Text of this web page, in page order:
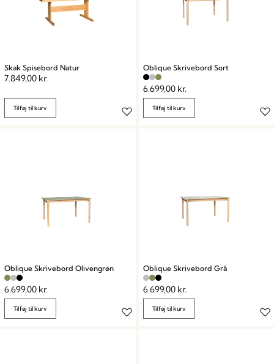
Skak Spisebord Natur
7.849,00 kr.
Tilføj til kurv
Oblique Skrivebord Sort
6.699,00 kr.
Tilføj til kurv
Oblique Skrivebord Olivengrøn
6.699,00 kr.
Tilføj til kurv
Oblique Skrivebord Grå
6.699,00 kr.
Tilføj til kurv